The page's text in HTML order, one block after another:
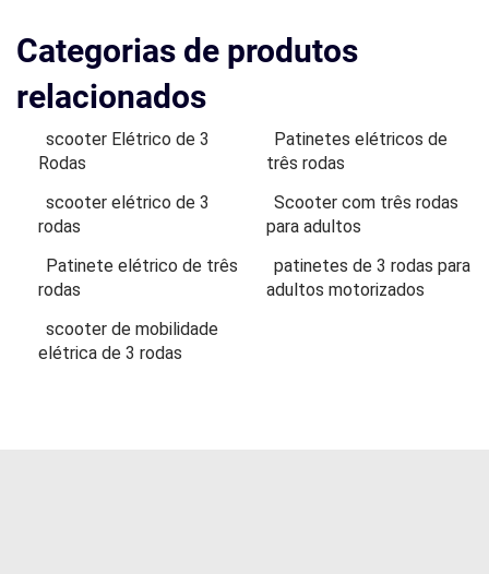
Categorias de produtos
relacionados
scooter Elétrico de 3
Rodas
Patinetes elétricos de
três rodas
scooter elétrico de 3
rodas
Scooter com três rodas
para adultos
Patinete elétrico de três
rodas
patinetes de 3 rodas para
adultos motorizados
scooter de mobilidade
elétrica de 3 rodas